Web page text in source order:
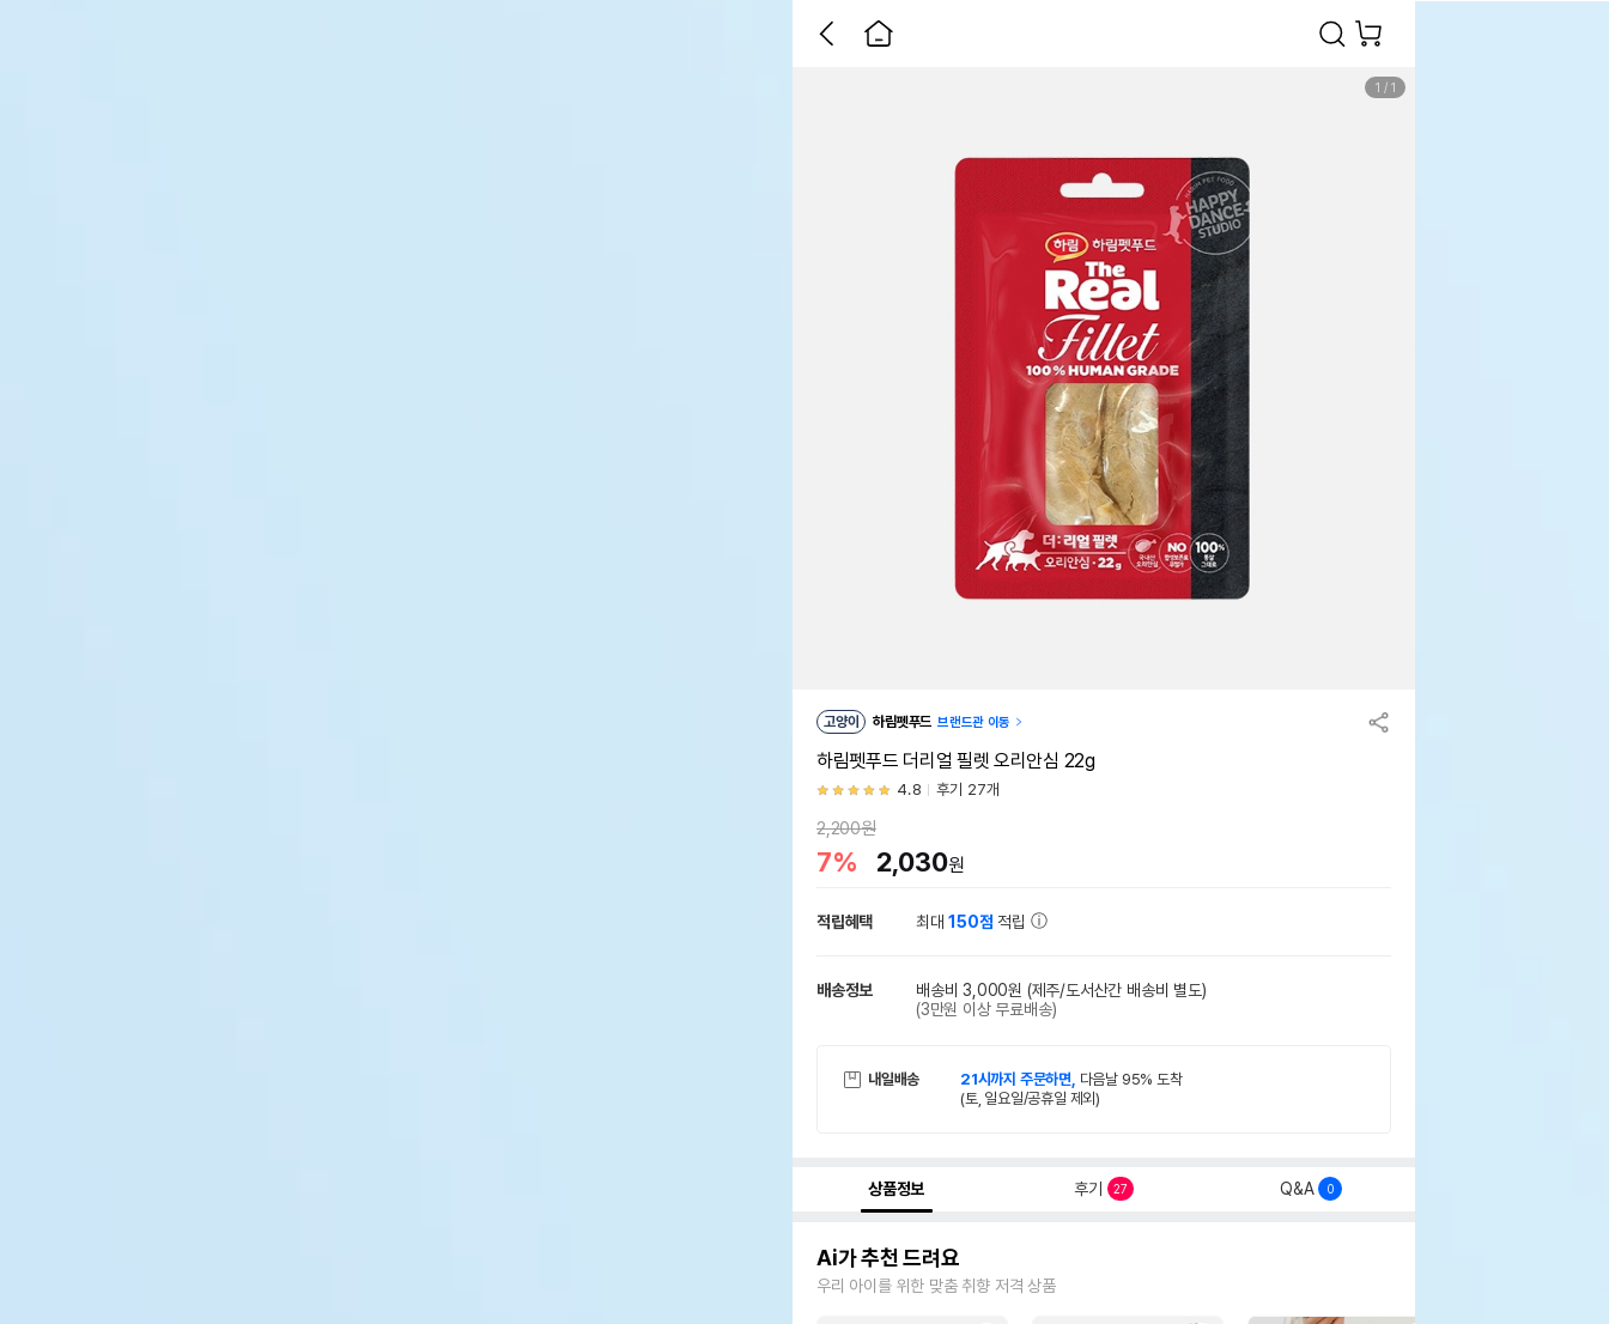
1 / 1
고양이 하림펫푸드 브랜드관 이동
하림펫푸드 더리얼 필렛 오리안심 22g
4.8 후기 27개
2,200원
7% 2,030원
적립혜택 최대150점 적립
배송정보 배송비 3,000원 (제주/도서산간 배송비 별도)
(3만원 이상 무료배송)
내일배송 21시까지 주문하면, 다음날 95% 도착
(토, 일요일/공휴일 제외)
상품정보 후기 27 Q&A 0
Ai가 추천 드려요
우리 아이를 위한 맞춤 취향 저격 상품